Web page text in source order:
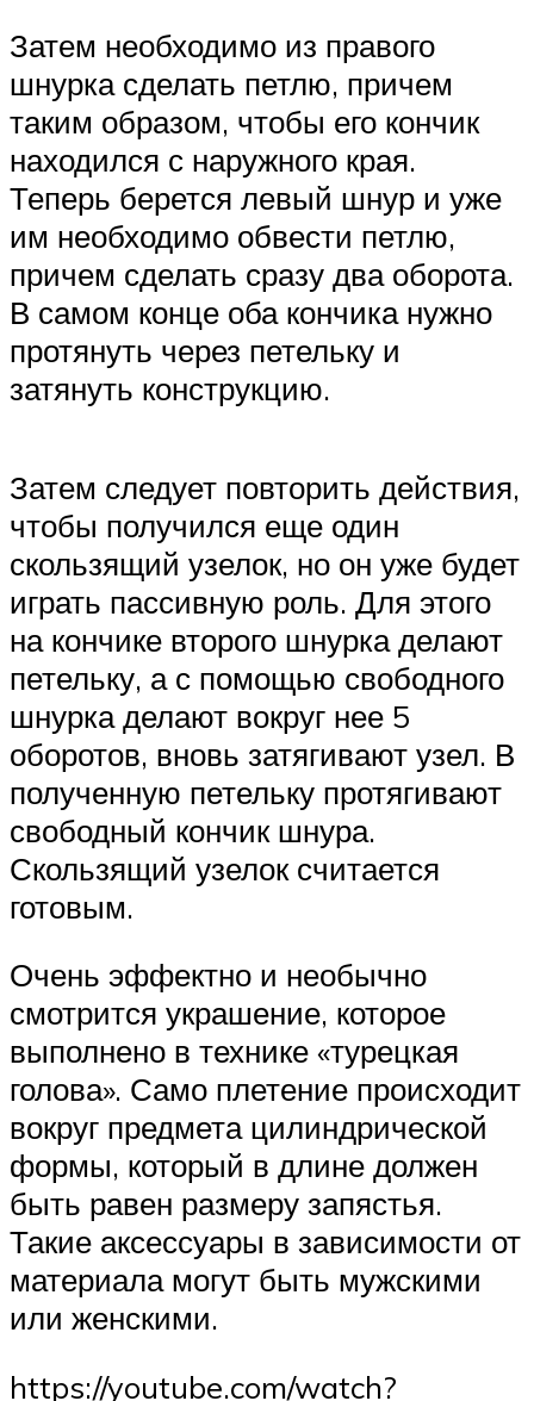
Затем необходимо из правого
шнурка сделать петлю, причем
таким образом, чтобы его кончик
находился с наружного края.
Теперь берется левый шнур и уже
им необходимо обвести петлю,
причем сделать сразу два оборота.
В самом конце оба кончика нужно
протянуть через петельку и
затянуть конструкцию.
Затем следует повторить действия,
чтобы получился еще один
скользящий узелок, но он уже будет
играть пассивную роль. Для этого
на кончике второго шнурка делают
петельку, а с помощью свободного
шнурка делают вокруг нее 5
оборотов, вновь затягивают узел. В
полученную петельку протягивают
свободный кончик шнура.
Скользящий узелок считается
готовым.
Очень эффектно и необычно
смотрится украшение, которое
выполнено в технике «турецкая
голова». Само плетение происходит
вокруг предмета цилиндрической
формы, который в длине должен
быть равен размеру запястья.
Такие аксессуары в зависимости от
материала могут быть мужскими
или женскими.
https://youtube.com/watch?